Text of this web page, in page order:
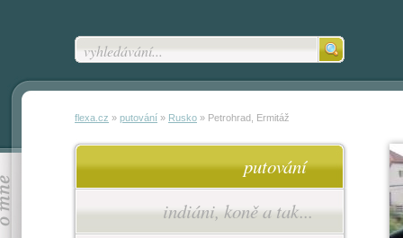
vyhledávání...
putování
indiáni, koně a tak...
flexa.cz » putování » Rusko » Petrohrad, Ermitáž